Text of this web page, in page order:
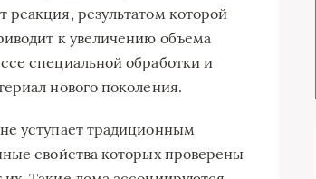
результатом которой
к увеличению объема
специальной обработки и
нового поколения.
уступает традиционным
свойства которых проверены